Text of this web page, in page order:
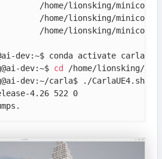
/home/lionsking/
/home/lionsking/
/home/lionsking/
dev:~$ cd
dev:~/carla$ ./CarlaUE4.sh -
4.26 522 0